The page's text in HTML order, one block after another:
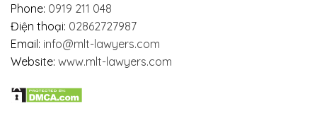
Phone: 0919 211 048
Điện thoại: 02862727987
Email: info@mlt-lawyers.com
Website: www.mlt-lawyers.com